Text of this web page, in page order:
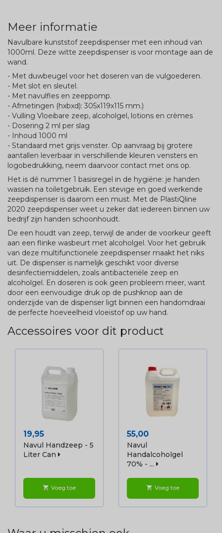
Meer informatie
Navulbare kunststof zeepdispenser met een inhoud van
1000ml. Deze witte zeepdispenser is voor montage aan de
wand.
- Met duwbeugel voor het doseren van de vulgoederen.
- Met slot en sleutel.
- Met navulfles en zeeppomp.
- Afmetingen (hxbxd): 305x119x115 mm.)
- Vulling Vloeibare zeep, alcoholgel, lotions en crèmes
- Dosering 2 ml per slag
- Inhoud 1000 ml
- Standaard met grijs venster. Op aanvraag bij grotere
aantallen leverbaar in verschillende kleuren vensters en
logobedrukking, neem daarvoor contact met ons op.
Het is dé nummer 1 basisregel in de hygiëne: je handen
wassen na toiletgebruik. Een stevige en goed werkende
zeepdispenser is daarom een must. Met de PlastiQline
2020 zeepdispenser weet u zeker dat iedereen binnen uw
bedrijf zijn handen schoonhoudt.
De een houdt van zeep, terwijl de ander de voorkeur geeft
aan een flinke wasbeurt met alcoholgel. Voor het gebruik
van deze multifunctionele zeepdispenser maakt het niks
uit. De dispenser is namelijk geschikt voor diverse
desinfectiemiddelen, zoals antibacteriële zeep en
alcoholgel. En doseren is ook geen probleem meer, want
door een eenvoudige druk op de pushknop aan de
onderzijde van de dispenser ligt binnen een handomdraai
de perfecte hoeveelheid vloeistof op uw hand.
Accessoires voor dit product
Prijs
19,95
Navul Handzeep - 5
Liter Can
shopping_cart Voeg toe
Prijs
55,00
Navul
Handalcoholgel
70% - ...
shopping_cart Voeg toe